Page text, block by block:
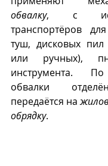
обвалку, с
транспортёров
туш, дисковых пил
или ручных),
инструмента.
обвалки
передаётся на
обрядку.